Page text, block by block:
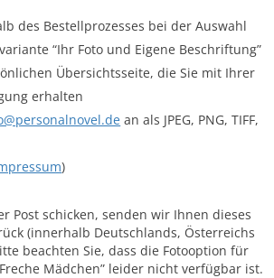
des Bestellprozesses bei der Auswahl
“Ihr Foto und Eigene Beschriftung”
Übersichtsseite, die Sie mit Ihrer
erhalten
an als JPEG, PNG, TIFF,
)
Post schicken, senden wir Ihnen dieses
(innerhalb Deutschlands, Österreichs
beachten Sie, dass die Fotooption für
Mädchen” leider nicht verfügbar ist.